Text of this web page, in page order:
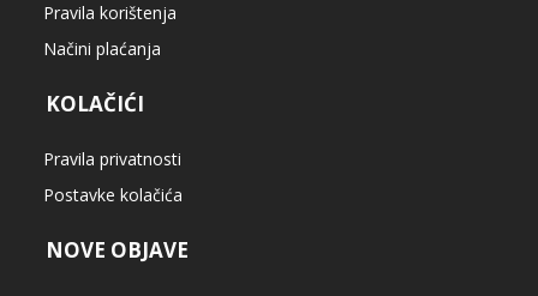
Pravila korištenja
Načini plaćanja
KOLAČIĆI
Pravila privatnosti
Postavke kolačića
NOVE OBJAVE